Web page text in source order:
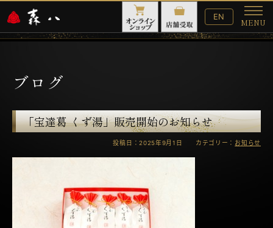
English
Website
EN
MENU
メ
ニ
ブログ
「宝達葛 くず湯」販売開始のお知らせ
投稿日：2025年9月1日 カテゴリー： お知らせ